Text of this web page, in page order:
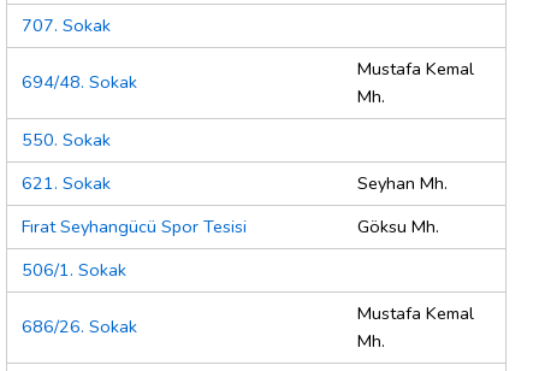
707. Sokak
694/48. Sokak
Mustafa Kemal
Mh.
550. Sokak
621. Sokak
Seyhan Mh.
Fırat Seyhangücü Spor Tesisi
Göksu Mh.
506/1. Sokak
686/26. Sokak
Mustafa Kemal
Mh.